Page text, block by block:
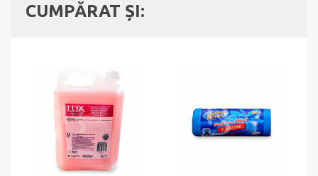
CUMPĂRAT ȘI: